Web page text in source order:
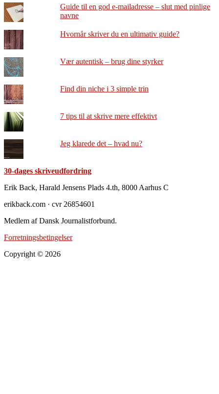
Guide til en god e-mailadresse – slut med pinlige
navne
Hvornår skriver du en ultimativ guide?
Vær autentisk – brug dine styrker
Find din niche i 3 simple trin
7 tips til at skrive mere effektivt
Jeg klarede det – hvad nu?
30-dages skriveudfordring
Footer
Erik Back, Harald Jensens Plads 4.th, 8000 Aarhus C
erikback.com · cvr 26854601
Medlem af Dansk Journalistforbund.
Forretningsbetingelser
Copyright © 2026